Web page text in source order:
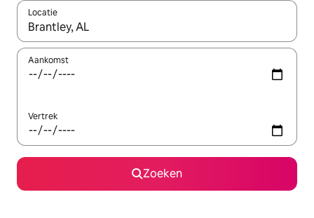
Locatie
Wanneer er suggesties beschikbaar zijn, maak je een keuze
Aankomst
Vertrek
Zoeken